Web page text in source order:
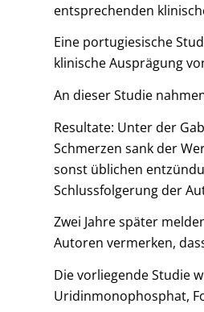
entsprechenden
Eine portugiesische
klinische Ausprägung
An dieser Studie
Resultate: Unter der
Schmerzen sank der
sonst üblichen
Schlussfolgerung der
Zwei Jahre später
Autoren vermerken,
Die vorliegende Studie
Uridinmonophosphat,